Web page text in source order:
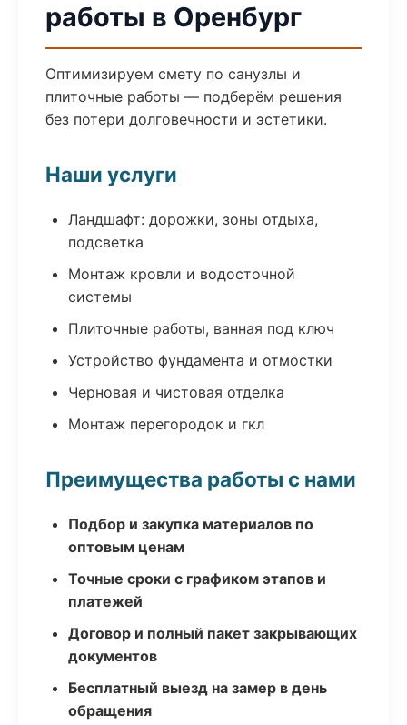
работы в Оренбург
Оптимизируем смету по санузлы и
плиточные работы — подберём решения
без потери долговечности и эстетики.
Наши услуги
Ландшафт: дорожки, зоны отдыха,
подсветка
Монтаж кровли и водосточной
системы
Плиточные работы, ванная под ключ
Устройство фундамента и отмостки
Черновая и чистовая отделка
Монтаж перегородок и гкл
Преимущества работы с нами
Подбор и закупка материалов по
оптовым ценам
Точные сроки с графиком этапов и
платежей
Договор и полный пакет закрывающих
документов
Бесплатный выезд на замер в день
обращения